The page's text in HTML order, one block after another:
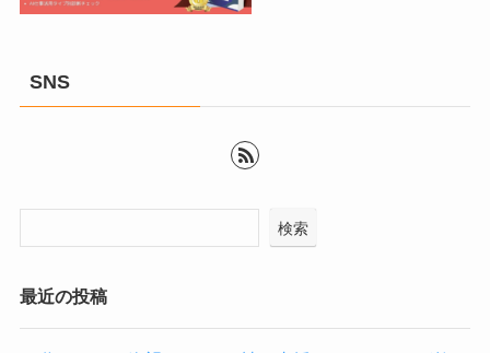
SNS
検索
最近の投稿